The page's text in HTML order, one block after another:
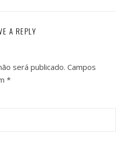
A REPLY
será publicado. Campos
*